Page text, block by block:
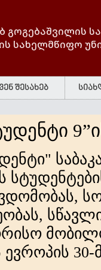
გოგებაშვილის
სახელმწიფო
შესახებ
ევროპის 30-